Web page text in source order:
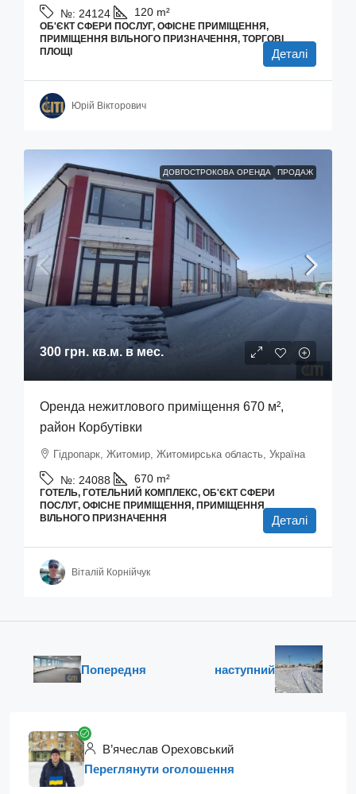
№: 24124 120 m²
ОБ'ЄКТ СФЕРИ ПОСЛУГ, ОФІСНЕ ПРИМІЩЕННЯ,
ПРИМІЩЕННЯ ВІЛЬНОГО ПРИЗНАЧЕННЯ, ТОРГОВІ
ПЛОЩІ
Деталі
Юрій Вікторович
ДОВГОСТРОКОВА ОРЕНДА ПРОДАЖ
300 грн. кв.м. в мес.
Оренда нежитлового приміщення 670 м²,
район Корбутівки
Гідропарк, Житомир, Житомирська область, Україна
№: 24088 670 m²
ГОТЕЛЬ, ГОТЕЛЬНИЙ КОМПЛЕКС, ОБ'ЄКТ СФЕРИ
ПОСЛУГ, ОФІСНЕ ПРИМІЩЕННЯ, ПРИМІЩЕННЯ
ВІЛЬНОГО ПРИЗНАЧЕННЯ
Деталі
Віталій Корнійчук
Попередня наступний
В’ячеслав Ореховський
Переглянути оголошення